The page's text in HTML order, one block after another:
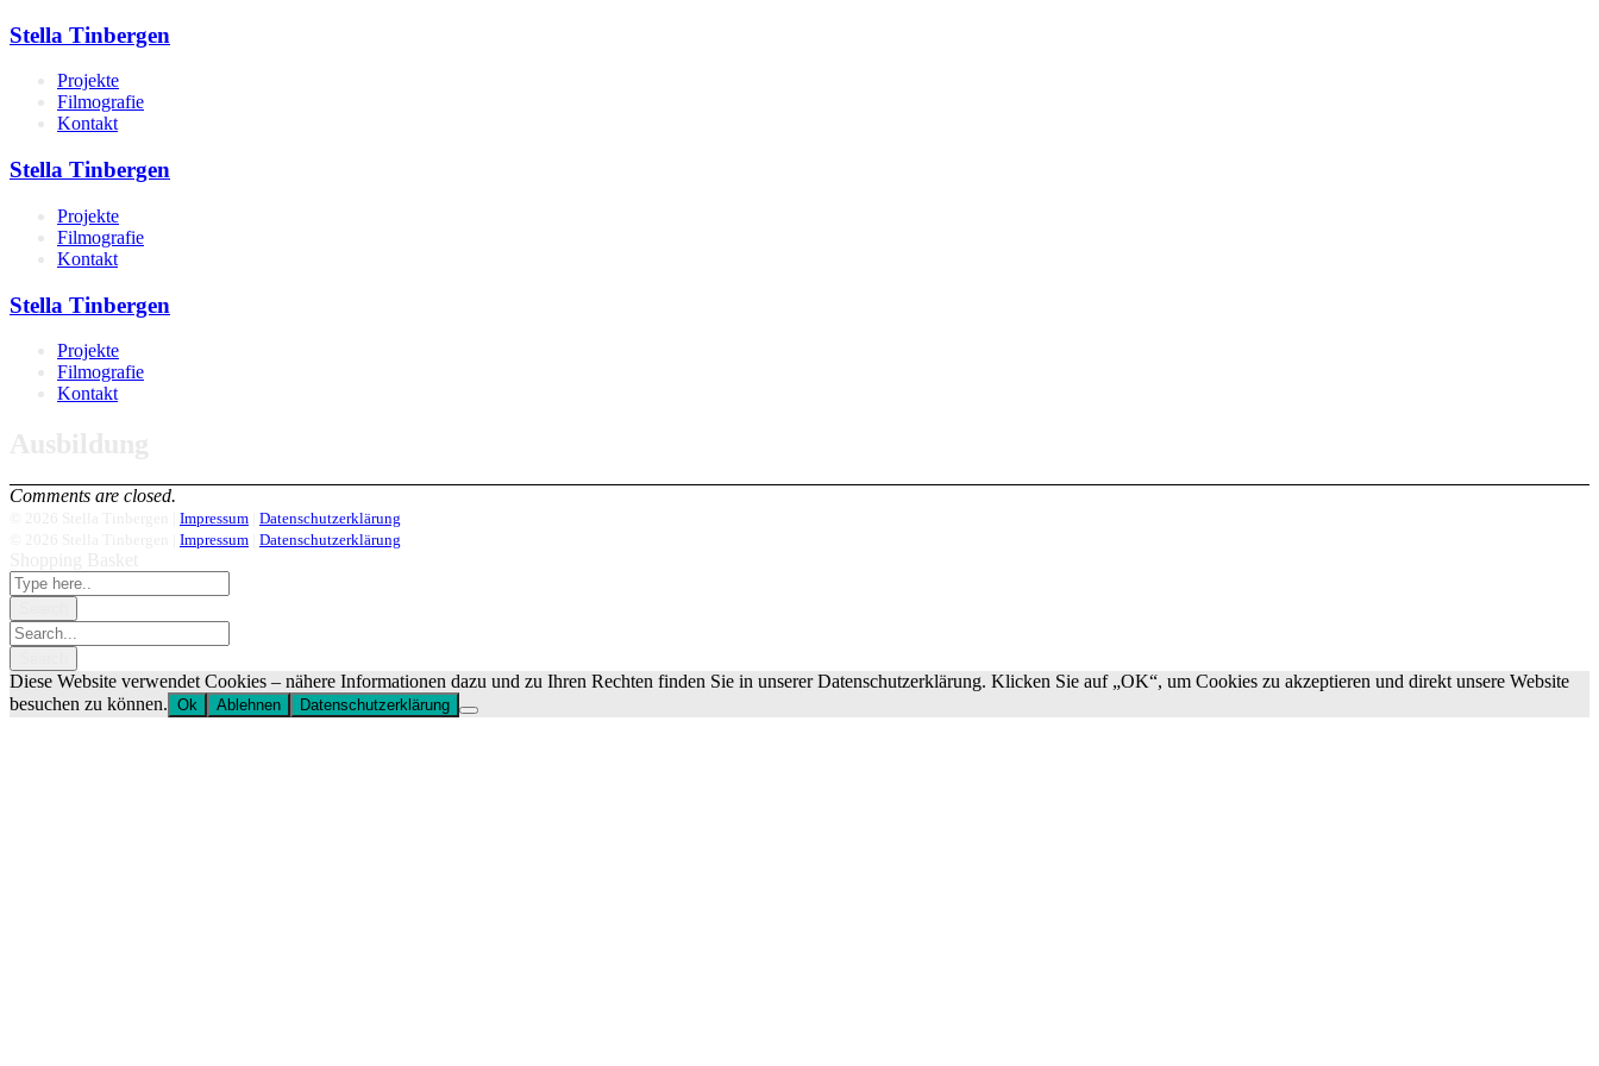
Stella Tinbergen
Projekte
Filmografie
Kontakt
Stella Tinbergen
Projekte
Filmografie
Kontakt
Stella Tinbergen
Projekte
Filmografie
Kontakt
Comments are closed.
Impressum Datenschutzerklärung
Impressum Datenschutzerklärung
Diese Website verwendet Cookies – nähere Informationen dazu und zu Ihren Rechten finden Sie in unserer Datenschutzerklärung. Klicken Sie auf „OK“, um Cookies zu akzeptieren und direkt unsere Website
besuchen zu können. Ok Ablehnen Datenschutzerklärung